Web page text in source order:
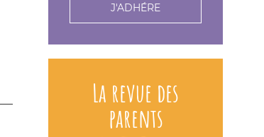
J'ADHÉRE
La revue des
parents